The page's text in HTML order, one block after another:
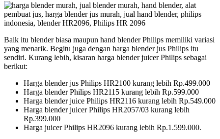
Baik itu blender biasa maupun hand blender Philips memiliki variasi
yang menarik. Begitu juga dengan harga blender jus Philips itu
sendiri. Kurang lebih, kisaran harga blender juicer Philips sebagai
berikut:
Harga blender jus Philips HR2100 kurang lebih Rp.499.000
Harga blender Philips HR2115 kurang lebih Rp.599.000
Harga blender juice Philips HR2116 kurang lebih Rp.549.000
Harga blender juicer Philips HR2057/03 kurang lebih
Rp.399.000
Harga juicer Philips HR2096 kurang lebih Rp.1.599.000.